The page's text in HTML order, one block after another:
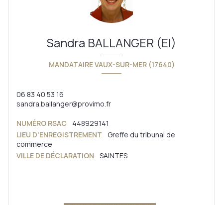
Sandra BALLANGER (EI)
MANDATAIRE VAUX-SUR-MER (17640)
06 83 40 53 16
sandra.ballanger@provimo.fr
NUMÉRO RSAC
448929141
LIEU D'ENREGISTREMENT
Greffe du tribunal de
commerce
VILLE DE DÉCLARATION
SAINTES